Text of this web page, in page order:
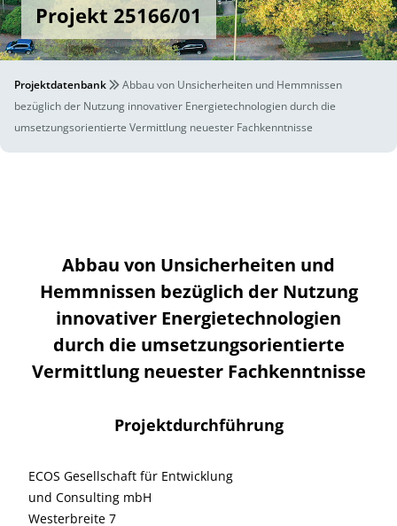
Projekt 25166/01
Projektdatenbank
Abbau von Unsicherheiten und Hemmnissen
bezüglich der Nutzung innovativer Energietechnologien durch die
umsetzungsorientierte Vermittlung neuester Fachkenntnisse
Abbau von Unsicherheiten und
Hemmnissen bezüglich der Nutzung
innovativer Energietechnologien
durch die umsetzungsorientierte
Vermittlung neuester Fachkenntnisse
Projektdurchführung
ECOS Gesellschaft für Entwicklung
und Consulting mbH
Westerbreite 7